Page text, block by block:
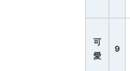
可
愛
9